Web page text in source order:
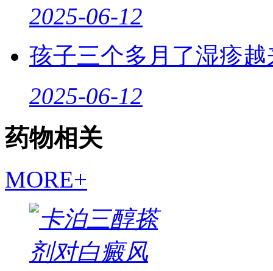
2025-06-12
孩子三个多月了湿疹
2025-06-12
药物相关
MORE+